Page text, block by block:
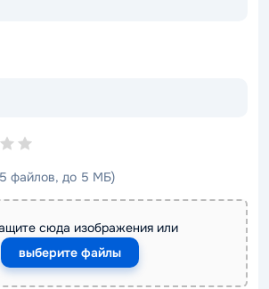
файлов, до 5 МБ)
сюда изображения или
выберите файлы